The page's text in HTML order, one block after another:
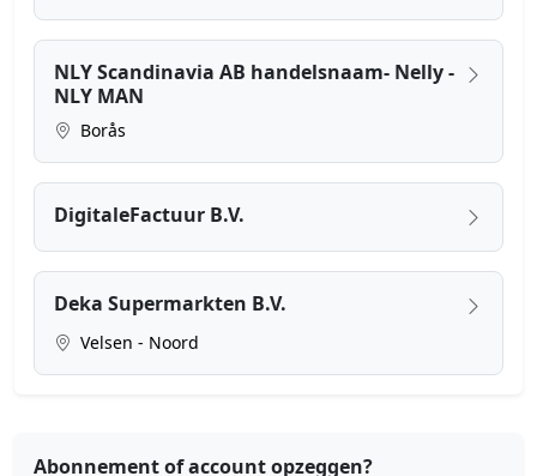
NLY Scandinavia AB handelsnaam- Nelly -
NLY MAN
Borås
DigitaleFactuur B.V.
Deka Supermarkten B.V.
Velsen - Noord
Abonnement of account opzeggen?